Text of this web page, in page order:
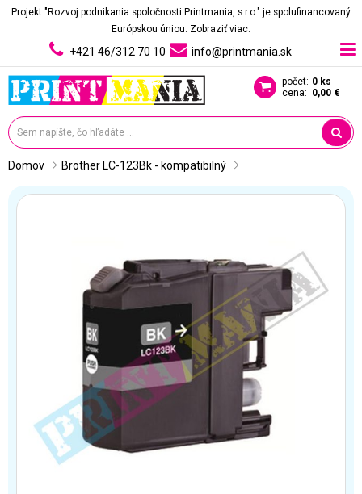
Projekt "Rozvoj podnikania spoločnosti Printmania, s.r.o." je spolufinancovaný
Európskou úniou. Zobraziť viac.
+421 46/312 70 10 info@printmania.sk
počet: 0 ks
cena: 0,00 €
Domov Brother LC-123Bk - kompatibilný